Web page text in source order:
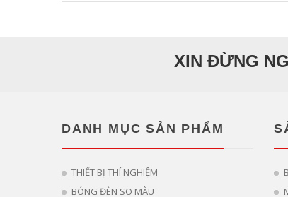
XIN ĐỪNG
DANH MỤC SẢN PHẨM
THIẾT BỊ THÍ NGHIỆM
BÓNG ĐÈN SO MÀU